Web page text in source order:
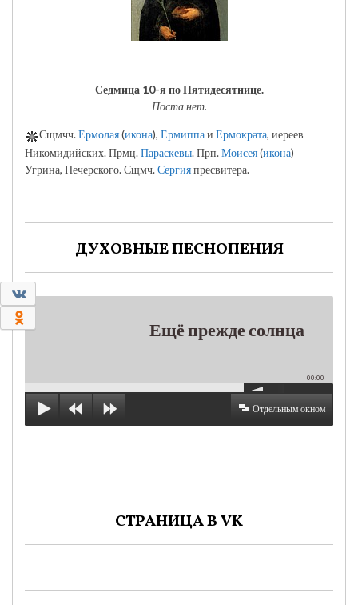
0
Седмица 10-я по Пятидесятнице.
Поста нет.
Сщмчч.Ермолая(икона), Ермиппаи Ермократа, иереев
Никомидийских. Прмц.Параскевы. Прп.Моисея(икона)
Угрина, Печерского. Сщмч.Сергияпресвитера.
ДУХОВНЫЕ ПЕСНОПЕНИЯ
Ещё прежде солнца
00:00
Отдельным окном
СТРАНИЦА В VK